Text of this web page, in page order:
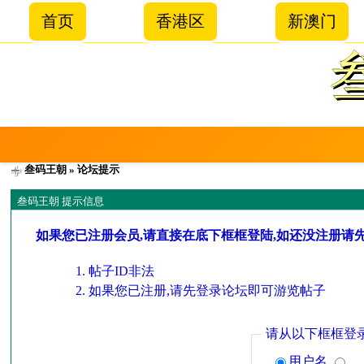
首页 香港区 新澳门
叁码王朝 » 论坛提示
叁码王朝 提示信息
如果您已注册会员,请直接在底下框框登陆,如还没注册请
帖子ID非法
如果您已注册,请先登录论坛即可游览帖子
请从以下框框登
用户名